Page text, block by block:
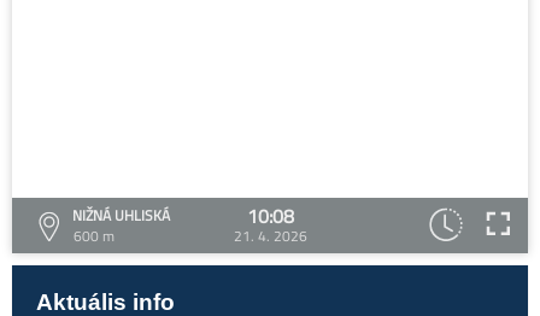
NIŽNÁ UHLISKÁ
600 m
10:08
21. 4. 2026
Aktuális info